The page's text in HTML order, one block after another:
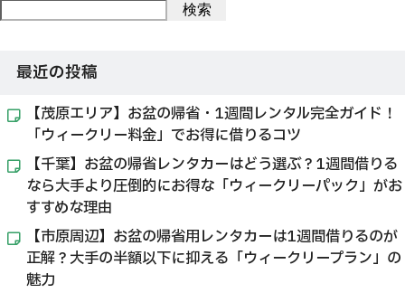
検索
最近の投稿
【茂原エリア】お盆の帰省・1週間レンタル完全ガイド！
「ウィークリー料金」でお得に借りるコツ
【千葉】お盆の帰省レンタカーはどう選ぶ？1週間借りる
なら大手より圧倒的にお得な「ウィークリーパック」がお
すすめな理由
【市原周辺】お盆の帰省用レンタカーは1週間借りるのが
正解？大手の半額以下に抑える「ウィークリープラン」の
魅力